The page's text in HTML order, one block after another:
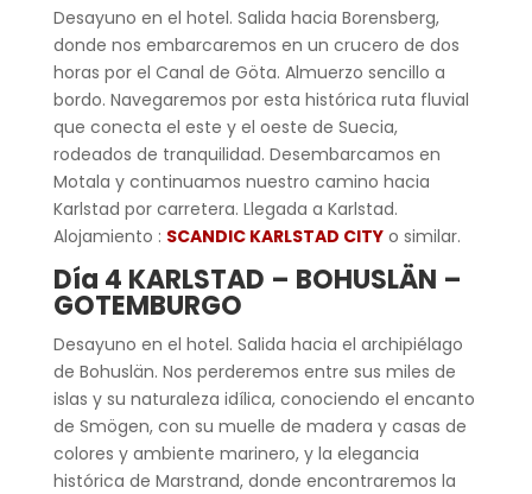
Desayuno en el hotel. Salida hacia Borensberg,
donde nos embarcaremos en un crucero de dos
horas por el Canal de Göta. Almuerzo sencillo a
bordo. Navegaremos por esta histórica ruta fluvial
que conecta el este y el oeste de Suecia,
rodeados de tranquilidad. Desembarcamos en
Motala y continuamos nuestro camino hacia
Karlstad por carretera. Llegada a Karlstad.
Alojamiento : SCANDIC KARLSTAD CITYo similar.
Día 4 KARLSTAD – BOHUSLÄN –
GOTEMBURGO
Desayuno en el hotel. Salida hacia el archipiélago
de Bohuslän. Nos perderemos entre sus miles de
islas y su naturaleza idílica, conociendo el encanto
de Smögen, con su muelle de madera y casas de
colores y ambiente marinero, y la elegancia
histórica de Marstrand, donde encontraremos la